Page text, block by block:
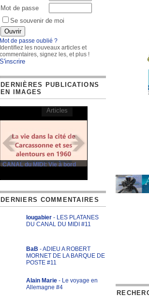
Mot de passe
Se souvenir de moi
Mot de passe oublié ?
Identifiez les nouveaux articles et
commentaires, signez les, et plus !
S'inscrire
DERNIÈRES PUBLICATIONS
EN IMAGES
CANAL du MIDI: Vie à bord
Articles
DERNIERS COMMENTAIRES
lougabier - LES PLATANES
DU CANAL DU MIDI #11
BaB - ADIEU A ROBERT
MORNET DE LA BARQUE DE
POSTE #11
Alain Marie - Le voyage en
Allemagne #4